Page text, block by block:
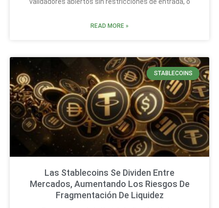
validadores abiertos sin restricciones de entrada, o
READ MORE »
STABLECOINS
Las Stablecoins Se Dividen Entre
Mercados, Aumentando Los Riesgos De
Fragmentación De Liquidez